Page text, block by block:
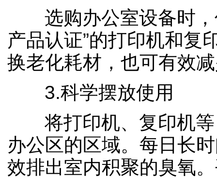
选购办公室设备时
产品认证”的打印机和复
换老化耗材，也可有效
3.科学摆放使用
将打印机、复印机
办公区的区域。每日长
效排出室内积聚的臭氧